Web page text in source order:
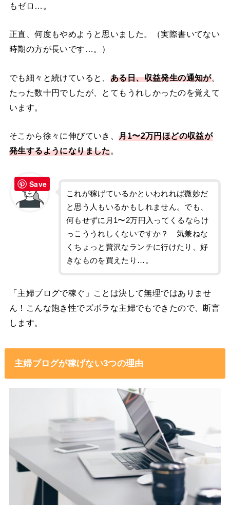
もゼロ…。
正直、何度もやめようと思いました。（実際書いてない
時期の方が長いです…。）
でも細々と続けていると、 ある日、収益発生の通知が。
たった数十円でしたが、とてもうれしかったのを覚えて
います。
そこから徐々に伸びていき、月1〜2万円ほどの収益が
発生するようになりました。
これが稼げているかといわれれば微妙だ
と思う人もいるかもしれません。でも、
何もせずに月1〜2万円入ってくるならけ
っこううれしくないですか？ 気兼ねな
くちょっと贅沢なランチに行けたり、好
きなものを買えたり…。
「主婦ブログで稼ぐ」ことは決して無理ではありませ
ん！こんな飽き性でズボラな主婦でもできたので、断言
します。
主婦ブログが稼げない3つの理由
Save